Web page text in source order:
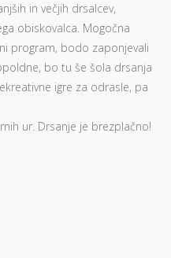
in večjih drsalcev,
obiskovalca. Mogočna
program, bodo zaponjevali
bo tu še šola drsanja
igre za odrasle, pa
ur. Drsanje je brezplačno!